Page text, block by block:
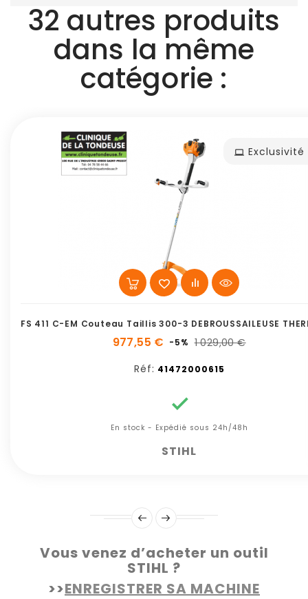
32 autres produits
dans la même
catégorie :
Exclusivité
FS 411 C-EM Couteau Taillis 300-3 DEBROUSSAILEUSE
977,55 € -5% 1 029,00 €
Réf: 41472000615

En stock - Expédié sous 24h/48h
STIHL
Vous venez d’acheter un outil
STIHL ?
>>ENREGISTRER SA MACHINE